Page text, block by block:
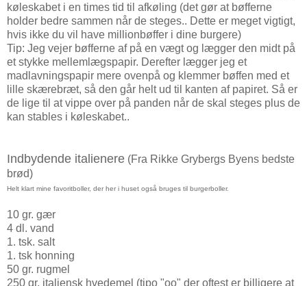
køleskabet i en times tid til afkøling (det gør at bøfferne
holder bedre sammen når de steges.. Dette er meget vigtigt,
hvis ikke du vil have millionbøffer i dine burgere)
Tip: Jeg vejer bøfferne af på en vægt og lægger den midt på
et stykke mellemlægspapir. Derefter lægger jeg et
madlavningspapir mere ovenpå og klemmer bøffen med et
lille skærebræt, så den går helt ud til kanten af papiret. Så er
de lige til at vippe over på panden når de skal steges plus de
kan stables i køleskabet..
Indbydende italienere (Fra Rikke Grybergs Byens bedste
brød)
Helt klart mine favoritboller, der her i huset også bruges til burgerboller.
10 gr. gær
4 dl. vand
1. tsk. salt
1. tsk honning
50 gr. rugmel
250 gr. italiensk hvedemel (tipo "oo" der oftest er billigere at